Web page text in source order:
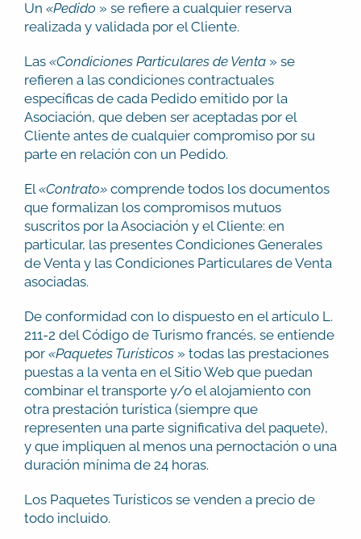
Un «Pedido » se refiere a cualquier reserva
realizada y validada por el Cliente.
Las «Condiciones Particulares de Venta » se
refieren a las condiciones contractuales
específicas de cada Pedido emitido por la
Asociación, que deben ser aceptadas por el
Cliente antes de cualquier compromiso por su
parte en relación con un Pedido.
El«Contrato» comprende todos los documentos
que formalizan los compromisos mutuos
suscritos por la Asociación y el Cliente: en
particular, las presentes Condiciones Generales
de Venta y las Condiciones Particulares de Venta
asociadas.
De conformidad con lo dispuesto en el artículo L.
211-2 del Código de Turismo francés, se entiende
por «Paquetes Turísticos » todas las prestaciones
puestas a la venta en el Sitio Web que puedan
combinar el transporte y/o el alojamiento con
otra prestación turística (siempre que
representen una parte significativa del paquete),
y que impliquen al menos una pernoctación o una
duración mínima de 24 horas.
Los Paquetes Turísticos se venden a precio de
todo incluido.